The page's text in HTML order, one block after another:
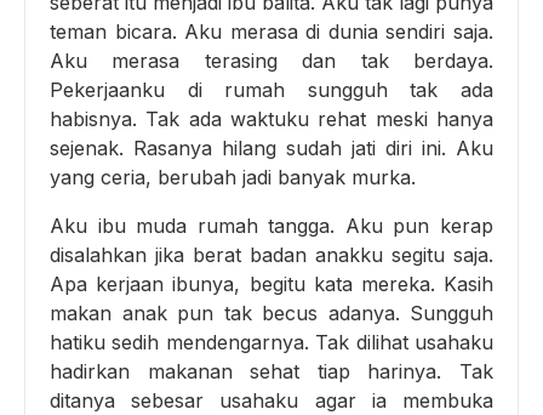
teman bicara. Aku merasa di dunia sendiri saja.
Aku merasa terasing dan tak berdaya.
Pekerjaanku di rumah sungguh tak ada
habisnya. Tak ada waktuku rehat meski hanya
sejenak. Rasanya hilang sudah jati diri ini. Aku
yang ceria, berubah jadi banyak murka.
Aku ibu muda rumah tangga. Aku pun kerap
disalahkan jika berat badan anakku segitu saja.
Apa kerjaan ibunya, begitu kata mereka. Kasih
makan anak pun tak becus adanya. Sungguh
hatiku sedih mendengarnya. Tak dilihat usahaku
hadirkan makanan sehat tiap harinya. Tak
ditanya sebesar usahaku agar ia membuka